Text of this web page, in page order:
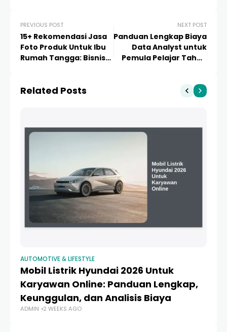
PREVIOUS POST
15+ Rekomendasi Jasa
Foto Produk Untuk Ibu
Rumah Tangga: Bisnis
NEXT POST
Panduan Lengkap Biaya
Data Analyst untuk
Pemula Pelajar Tahun
Related Posts
AUTOMOTIVE & LIFESTYLE
Mobil Listrik Hyundai 2026 Untuk
Karyawan Online: Panduan Lengkap,
Keunggulan, dan Analisis Biaya
ADMIN 2 WEEKS AGO